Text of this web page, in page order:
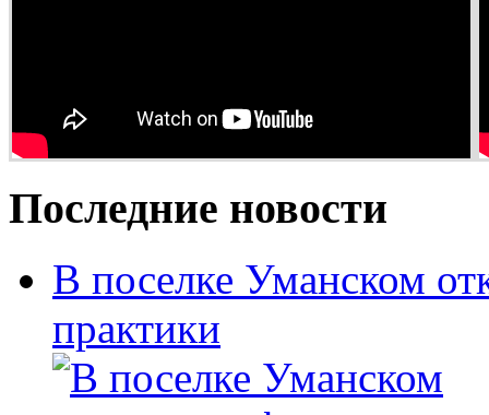
Последние новости
В поселке Уманском
практики